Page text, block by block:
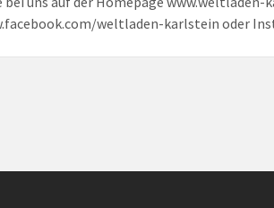
weltladen-karlstein oder